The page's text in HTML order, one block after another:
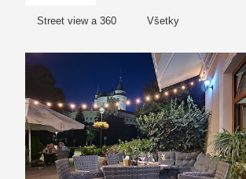
Street view a 360 Všetky